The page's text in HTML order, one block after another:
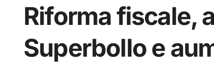
Riforma fiscale,
Superbollo e